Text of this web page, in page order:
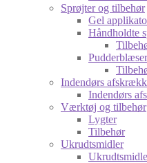
Sprøjter og tilbehør
Gel
Håndholdte
Indendørs
Indendørs
Værktøj og tilbehør
Lygter
Tilbehør
Ukrudtsmidler